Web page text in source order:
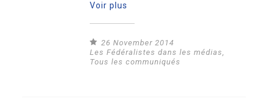
Voir plus
26 November 2014
Les Fédéralistes dans les médias,
Tous les communiqués